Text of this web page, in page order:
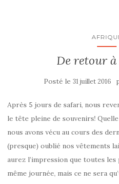
De retour
Posté le 31 juillet 2016
Après 5 jours de safari, nous
le tête pleine de souvenirs!
nous avons vécu au cours des
(presque) oublié nos vêtements
aurez l’impression que toutes
même journée, mais ce ne sera